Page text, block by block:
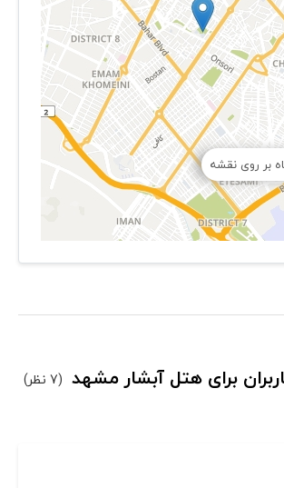
بر روی نقشه
برای هتل آبشار مشهد (7 نظر)